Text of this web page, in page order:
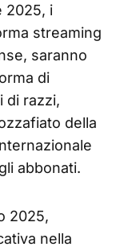
2025, i
streaming
saranno
di
di razzi,
della
abbonati.
2025,
nella